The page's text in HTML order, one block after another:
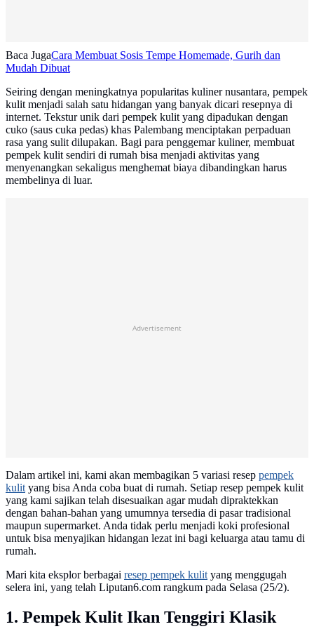
Baca JugaCara Membuat Sosis Tempe Homemade, Gurih dan
Mudah Dibuat
Seiring dengan meningkatnya popularitas kuliner nusantara, pempek
kulit menjadi salah satu hidangan yang banyak dicari resepnya di
internet. Tekstur unik dari pempek kulit yang dipadukan dengan
cuko (saus cuka pedas) khas Palembang menciptakan perpaduan
rasa yang sulit dilupakan. Bagi para penggemar kuliner, membuat
pempek kulit sendiri di rumah bisa menjadi aktivitas yang
menyenangkan sekaligus menghemat biaya dibandingkan harus
membelinya di luar.
Advertisement
Dalam artikel ini, kami akan membagikan 5 variasi resep pempek
kulityang bisa Anda coba buat di rumah. Setiap resep pempek kulit
yang kami sajikan telah disesuaikan agar mudah dipraktekkan
dengan bahan-bahan yang umumnya tersedia di pasar tradisional
maupun supermarket. Anda tidak perlu menjadi koki profesional
untuk bisa menyajikan hidangan lezat ini bagi keluarga atau tamu di
rumah.
Mari kita eksplor berbagai resep pempek kulityang menggugah
selera ini, yang telah Liputan6.com rangkum pada Selasa (25/2).
1. Pempek Kulit Ikan Tenggiri Klasik